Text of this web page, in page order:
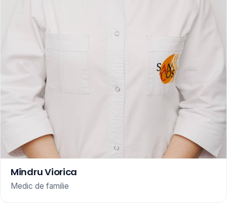
Mîndru Viorica
Medic de familie